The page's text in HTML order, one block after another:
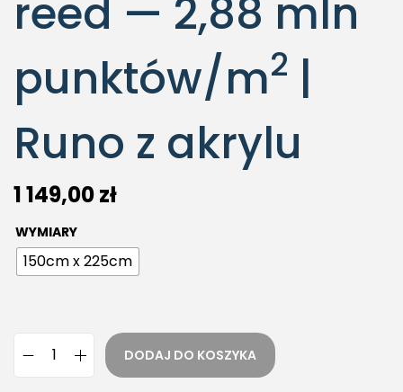
reed — 2,88 mln
punktów/m2 |
Runo z akrylu
1 149,00zł
WYMIARY
150cm x 225cm
DODAJ DO KOSZYKA